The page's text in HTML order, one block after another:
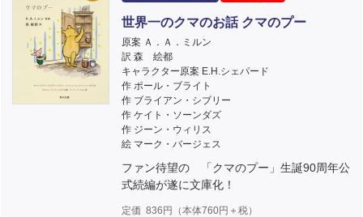
世界一のクマのお話 クマのプー
原案 Ａ．Ａ．ミルン
訳 森 絵都
キャラクター原案 E.H.シェパード
作 ポール・ブライト
作 ブライアン・シブリー
作 ケイト・ソーンダズ
作 ジーン・ウィリス
絵 マーク・バージェス
ファン待望の 「クマのプー」生誕90周年公
式続編が遂に文庫化！
定価 836 円（本体760円＋税）